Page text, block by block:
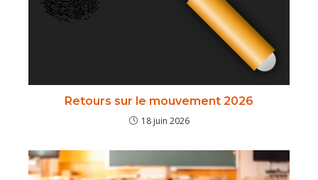
Retours sur le mouvement 2026
18 juin 2026